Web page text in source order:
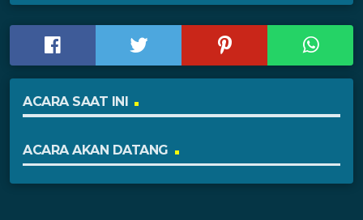
ACARA SAAT INI
ACARA AKAN DATANG